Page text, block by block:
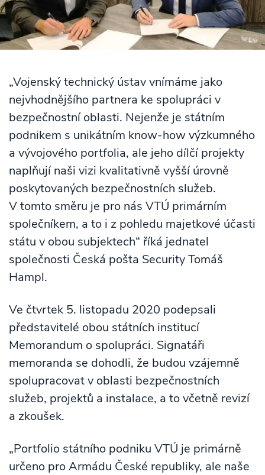
„Vojenský technický ústav vnímáme jako
nejvhodnějšího partnera ke spolupráci v
bezpečnostní oblasti. Nejenže je státním
podnikem s unikátním know-how výzkumného
a vývojového portfolia, ale jeho dílčí projekty
naplňují naši vizi kvalitativně vyšší úrovně
poskytovaných bezpečnostních služeb.
V tomto směru je pro nás VTÚ primárním
společníkem, a to i z pohledu majetkové účasti
státu v obou subjektech“ říká jednatel
společnosti Česká pošta Security Tomáš
Hampl.
Ve čtvrtek 5. listopadu 2020 podepsali
představitelé obou státních institucí
Memorandum o spolupráci. Signatáři
memoranda se dohodli, že budou vzájemně
spolupracovat v oblasti bezpečnostních
služeb, projektů a instalace, a to včetně revizí
a zkoušek.
„Portfolio státního podniku VTÚ je primárně
určeno pro Armádu České republiky, ale naše